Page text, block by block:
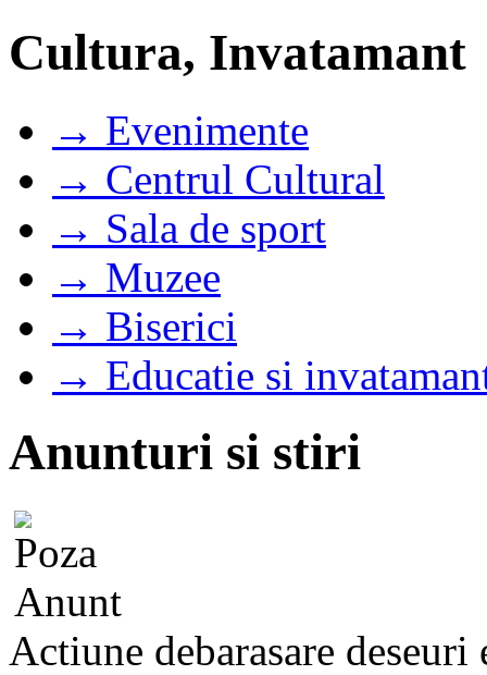
Cultura, Invatamant
→ Evenimente
→ Centrul Cultural
→ Sala de sport
→ Muzee
→ Biserici
→ Educatie si
Anunturi si stiri
Actiune debarasare